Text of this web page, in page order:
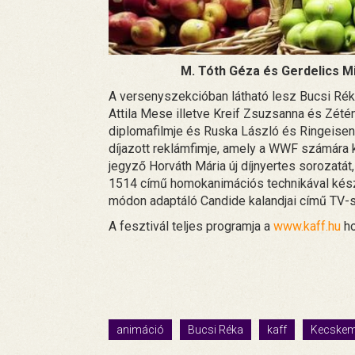
M. Tóth Géza és Gerdelics
A versenyszekcióban látható lesz Bucsi
Attila Mese illetve Kreif Zsuzsanna és
diplomafilmje és Ruska László és
díjazott reklámfimje, amely a WWF
jegyző Horváth Mária új díjnyertes
1514 című homokanimációs technikával
módon adaptáló Candide kalandjai című
A fesztivál teljes programja a www.kaff.hu
animáció Bucsi Réka kaff